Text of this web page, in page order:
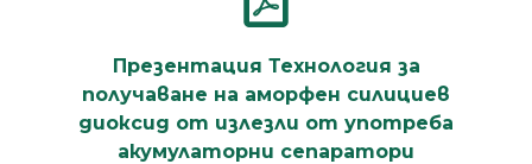
Презентация Технология за
получаване на аморфен силициев
диоксид от излезли от употреба
акумулаторни сепаратори